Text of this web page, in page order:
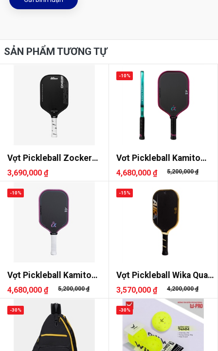
SẢN PHẨM TƯƠNG TỰ
Vợt Pickleball Zocker
Power One
3,690,000 ₫
Vơt Pickleball Kamito
Alpha-X
4,680,000 ₫ 5,200,000 ₫
-10%
Vợt Pickleball Kamito
Alpha-X Her Power
4,680,000 ₫ 5,200,000 ₫
-10%
Vợt Pickleball Wika Quang
Dương AIR
3,570,000 ₫ 4,200,000 ₫
-15%
-30% -30%